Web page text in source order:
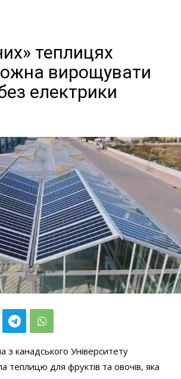
теплицях
вирощувати
електрики
з канадського Університету
теплицю для фруктів та овочів, яка